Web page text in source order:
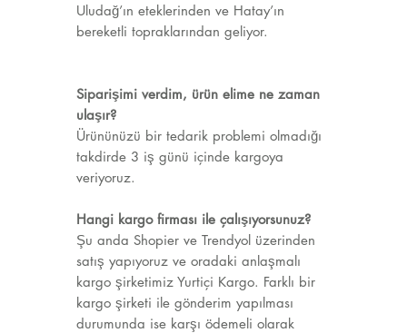
Uludağ’ın eteklerinden ve Hatay’ın
bereketli topraklarından geliyor.
Siparişimi verdim, ürün elime ne zaman
ulaşır?
Ürününüzü bir tedarik problemi olmadığı
takdirde 3 iş günü içinde kargoya
veriyoruz.
Hangi kargo firması ile çalışıyorsunuz?
Şu anda Shopier ve Trendyol üzerinden
satış yapıyoruz ve oradaki anlaşmalı
kargo şirketimiz Yurtiçi Kargo. Farklı bir
kargo şirketi ile gönderim yapılması
durumunda ise karşı ödemeli olarak